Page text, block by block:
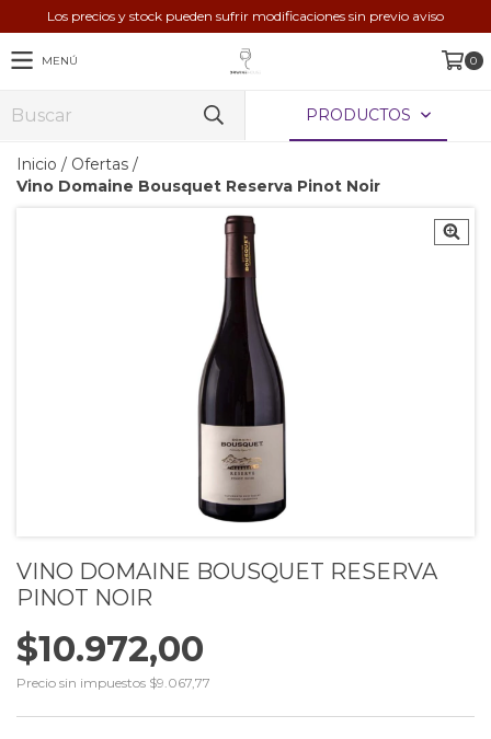
Los precios y stock pueden sufrir modificaciones sin previo aviso
MENÚ 0
PRODUCTOS
Inicio / Ofertas /
Vino Domaine Bousquet Reserva Pinot Noir
VINO DOMAINE BOUSQUET RESERVA
PINOT NOIR
$10.972,00
Precio sin impuestos $9.067,77